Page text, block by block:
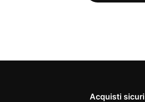
Acquisti sicuri